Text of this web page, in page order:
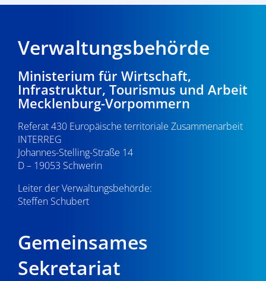
Verwaltungsbehörde
Ministerium für Wirtschaft,
Infrastruktur, Tourismus und Arbeit
Mecklenburg-Vorpommern
Referat 430 Europäische territoriale Zusammenarbeit
INTERREG
Johannes-Stelling-Straße 14
D – 19053 Schwerin
Leiter der Verwaltungsbehörde:
Steffen Schubert
Gemeinsames
Sekretariat